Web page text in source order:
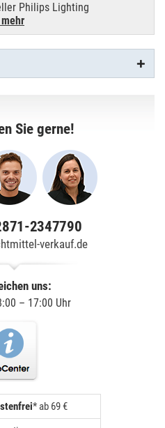
Philips Lighting
mehr
Sie gerne!
2347790
verkauf.de
uns:
– 17:00 Uhr
* ab 69 €